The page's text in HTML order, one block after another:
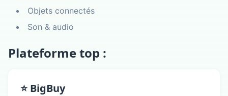
Objets connectés
Son & audio
Plateforme top :
⭐ BigBuy